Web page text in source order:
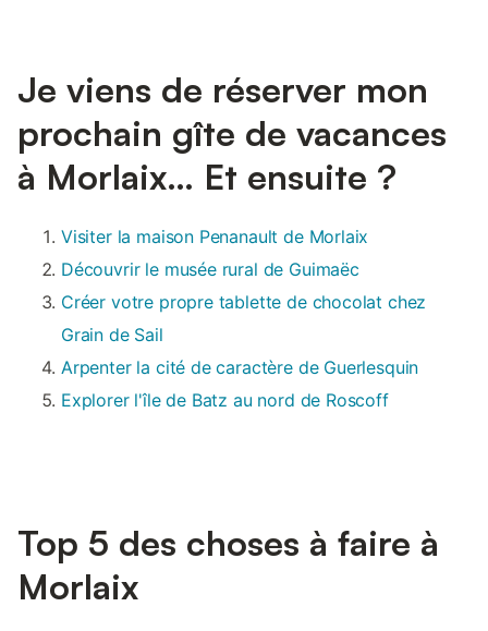
Je viens de réserver mon
prochain gîte de vacances
à Morlaix… Et ensuite ?
Visiter la maison Penanault de Morlaix
Découvrir le musée rural de Guimaëc
Créer votre propre tablette de chocolat chez
Grain de Sail
Arpenter la cité de caractère de Guerlesquin
Explorer l'île de Batz au nord de Roscoff
Top 5 des choses à faire à
Morlaix